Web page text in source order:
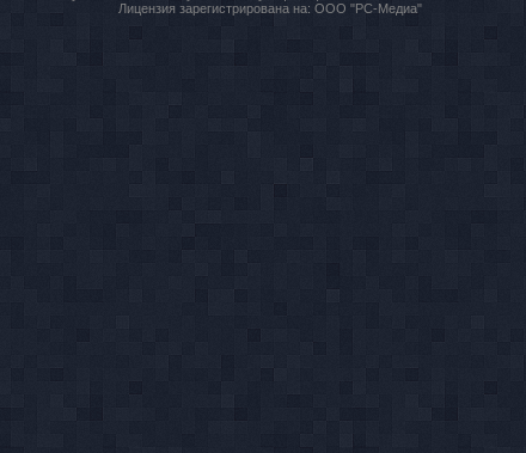
Лицензия зарегистрирована на: ООО "РС-Медиа"